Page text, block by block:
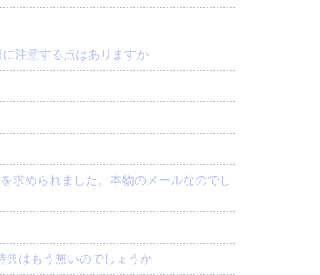
注意する点はありますか
典はもう無いのでしょうか